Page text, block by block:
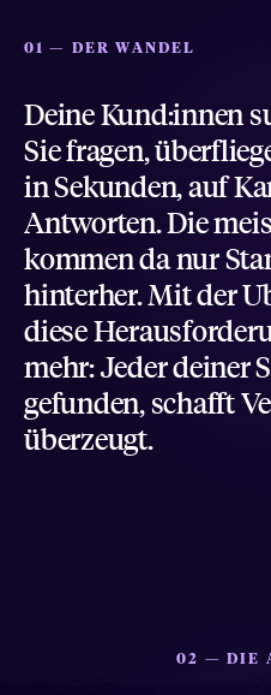
01 — DER WANDEL
DeineKund:innen
Siefragen,
inSekunden,auf
Antworten.Die
kommendanur
hinterher.Mitder
diese
mehr:Jederdeiner
gefunden,schafft
überzeugt.
02 — DIE